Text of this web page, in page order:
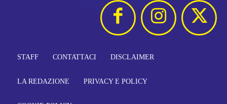
STAFF CONTATTACI DISCLAIMER
LA REDAZIONE PRIVACY E POLICY